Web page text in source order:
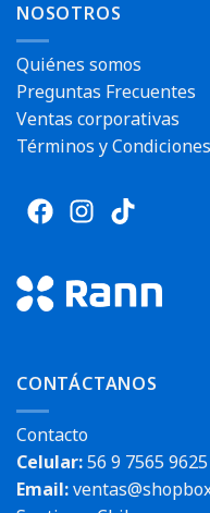
NOSOTROS
Quiénes somos
Preguntas Frecuentes
Ventas corporativas
Términos y Condiciones
CONTÁCTANOS
Contacto
Celular:56 9 7565 9625
Email: